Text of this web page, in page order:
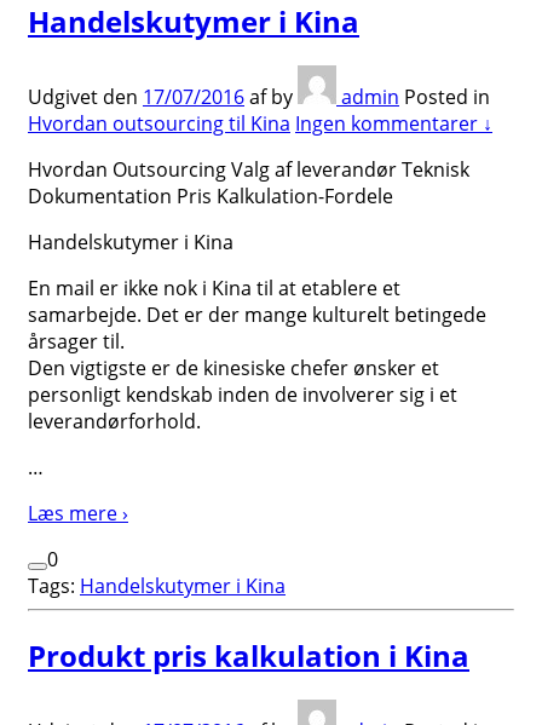
Handelskutymer i Kina
Udgivet den 17/07/2016afby admin Posted in
Hvordan outsourcing til Kina Ingen kommentarer ↓
Hvordan Outsourcing Valg af leverandør Teknisk
Dokumentation Pris Kalkulation-Fordele
Handelskutymer i Kina
En mail er ikke nok i Kina til at etablere et
samarbejde. Det er der mange kulturelt betingede
årsager til.
Den vigtigste er de kinesiske chefer ønsker et
personligt kendskab inden de involverer sig i et
leverandørforhold.
…
Læs mere ›
0
Tags: Handelskutymer i Kina
Produkt pris kalkulation i Kina